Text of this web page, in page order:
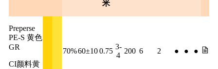
米
Preperse
PE-S 黄色
GR
CI颜料黄
70%60±100.75
3-
4
200 6 2 ● ● ●